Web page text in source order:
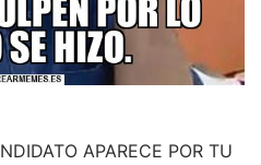
APARECE POR TU